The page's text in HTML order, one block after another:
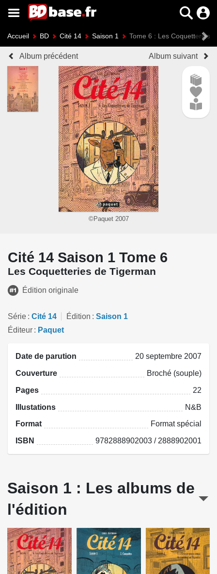
Accueil BD Cité 14 Saison 1 Tome 6 : Les Coquetteries
Album précédent Album suivant
©Paquet 2007
Cité 14 Saison 1 Tome 6
Les Coquetteries de Tigerman
Édition originale
Série Cité 14 Édition
Saison 1
Éditeur
Paquet
Date de parution 20 septembre 2007
Couverture Broché (souple)
Pages 22
Illustations N&B
Format Format spécial
ISBN 9782888902003 / 2888902001
Saison 1 : Les albums de
l'édition